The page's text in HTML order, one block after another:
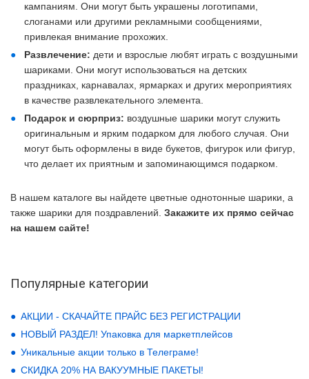
кампаниям. Они могут быть украшены логотипами,
слоганами или другими рекламными сообщениями,
привлекая внимание прохожих.
Развлечение: дети и взрослые любят играть с воздушными
шариками. Они могут использоваться на детских
праздниках, карнавалах, ярмарках и других мероприятиях
в качестве развлекательного элемента.
Подарок и сюрприз: воздушные шарики могут служить
оригинальным и ярким подарком для любого случая. Они
могут быть оформлены в виде букетов, фигурок или фигур,
что делает их приятным и запоминающимся подарком.
В нашем каталоге вы найдете цветные однотонные шарики, а
также шарики для поздравлений. Закажите их прямо сейчас
на нашем сайте!
Популярные категории
АКЦИИ - СКАЧАЙТЕ ПРАЙС БЕЗ РЕГИСТРАЦИИ
НОВЫЙ РАЗДЕЛ! Упаковка для маркетплейсов
Уникальные акции только в Телеграме!
СКИДКА 20% НА ВАКУУМНЫЕ ПАКЕТЫ!